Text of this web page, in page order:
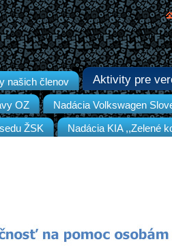
našich členov Aktivity pre
OZ Nadácia Volkswagen
ŽSK Nadácia KIA ,,Zelené